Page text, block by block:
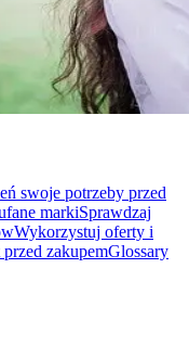
swoje potrzeby przed
markiSprawdzaj
Wykorzystuj oferty i
zakupemGlossary